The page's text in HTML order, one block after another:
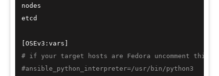
nodes
etcd
# if your target hosts are Fedora uncomment this
#ansible_python_interpreter=/usr/bin/python3